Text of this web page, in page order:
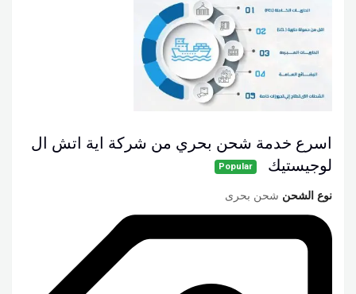
اسرع خدمة شحن بحري من شركة اية اتش ال
لوجيستيك
Popular
نوع الشحن شحن بحرى